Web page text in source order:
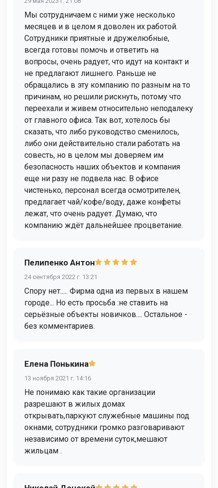
Мы сотрудничаем с ними уже несколько
месяцев и в целом я доволен их работой.
Сотрудники приятные и дружелюбные,
всегда готовы помочь и ответить на
вопросы, очень радует, что идут на контакт и
не предлагают лишнего. Раньше не
обращались в эту компанию по разным на то
причинам, но решили рискнуть, потому что
переехали и живем относительно неподалеку
от главного офиса. Так вот, хотелось бы
сказать, что либо руководство сменилось,
либо они действительно стали работать на
совесть, но в целом мы доверяем им
безопасность наших объектов и компания
еще ни разу не подвела нас. В офисе
чистенько, персонал всегда осмотрителен,
предлагает чай/кофе/воду, даже конфеты
лежат, что очень радует. Думаю, что
компанию ждёт дальнейшее процветание.
Пелипенко Антон
24 сентября 2022 г. 13:21
Спору нет..... Фирма одна из первых в нашем
городе... Но есть просьба :не ставить на
серьёзные объекты новичков.... Остальное -
без комментариев.
Елена Понькина
13 ноября 2021 г. 14:16
Не понимаю как такие организации
разрешают в жилых домах
открывать,паркуют служебные машины под
окнами, сотрудники громко разговаривают
независимо от времени суток,мешают
жильцам .